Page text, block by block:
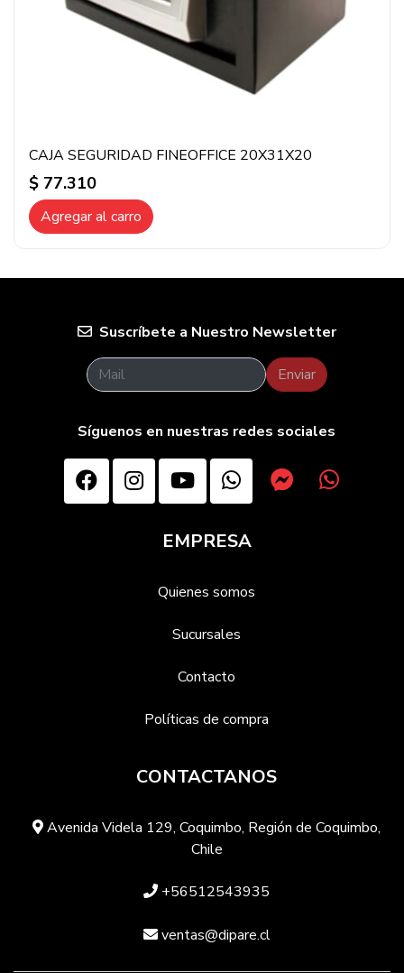
CAJA SEGURIDAD FINEOFFICE 20X31X20
$ 77.310
Agregar al carro
Suscríbete a Nuestro Newsletter
Enviar
Síguenos en nuestras redes sociales
EMPRESA
Quienes somos
Sucursales
Contacto
Políticas de compra
CONTACTANOS
Avenida Videla 129, Coquimbo, Región de Coquimbo,
Chile
+56512543935
ventas@dipare.cl